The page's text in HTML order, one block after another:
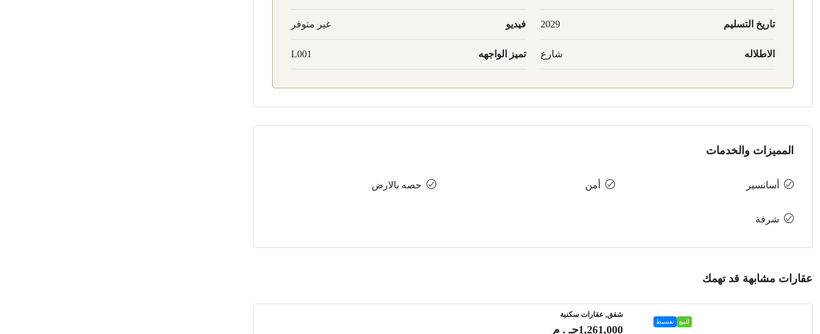
تاريخ التسليم 2029 فيديو غير متوفر
الاطلاله شارع تميز الواجهه L001
المميزات والخدمات
أسانسير أمن حصه بالارض
شرفة
عقارات مشابهة قد تهمك
للبيع تقسيط
شقق, عقارات سكنية
1,261,000جـ . م